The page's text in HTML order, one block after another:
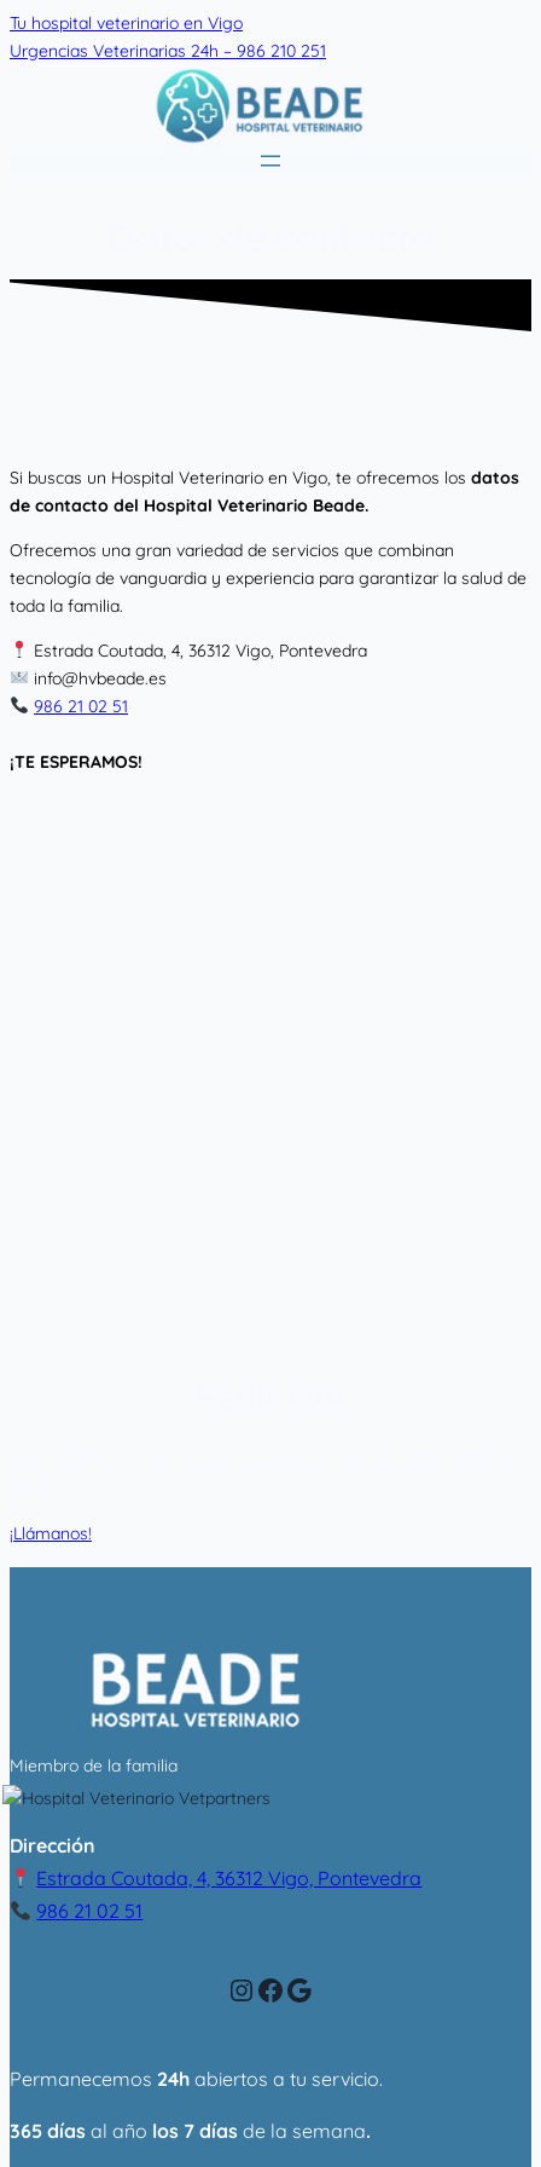
Skip
to
Tu hospital veterinario en Vigo
Urgencias Veterinarias 24h – 986 210 251
Si buscas un Hospital Veterinario en Vigo, te ofrecemos los datos
de contacto del Hospital Veterinario Beade.
Ofrecemos una gran variedad de servicios que combinan
tecnología de vanguardia y experiencia para garantizar la salud de
toda la familia.
Estrada Coutada, 4, 36312 Vigo, Pontevedra
info@hvbeade.es
986 21 02 51
¡TE ESPERAMOS!
¡Llámanos!
Miembro de la familia
Dirección
Estrada Coutada, 4, 36312 Vigo, Pontevedra
986 21 02 51
InstagramFacebook Google
Permanecemos 24h abiertos a tu servicio.
365 días al año los 7 días de la semana.